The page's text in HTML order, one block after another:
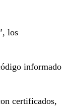
los
informado
certificados,